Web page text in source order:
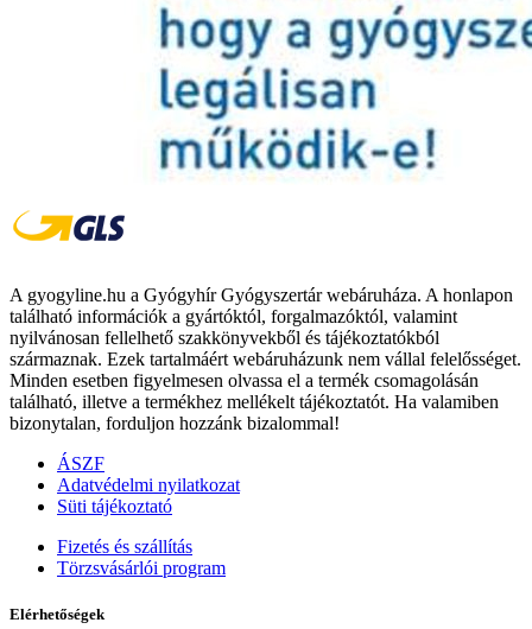
A gyogyline.hu a Gyógyhír Gyógyszertár webáruháza. A honlapon
található információk a gyártóktól, forgalmazóktól, valamint
nyilvánosan fellelhető szakkönyvekből és tájékoztatókból
származnak. Ezek tartalmáért webáruházunk nem vállal felelősséget.
Minden esetben figyelmesen olvassa el a termék csomagolásán
található, illetve a termékhez mellékelt tájékoztatót. Ha valamiben
bizonytalan, forduljon hozzánk bizalommal!
ÁSZF
Adatvédelmi nyilatkozat
Süti tájékoztató
Fizetés és szállítás
Törzsvásárlói program
Elérhetőségek